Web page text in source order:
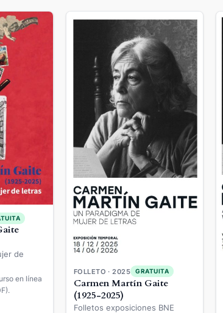
de
en línea
FOLLETO · 2025 GRATUITA
Carmen Martín Gaite
(1925-2025)
Folletos exposiciones BNE